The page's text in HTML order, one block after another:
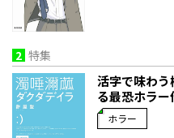
2 特集
活字で味わ
る最恐ホラ
ホラー